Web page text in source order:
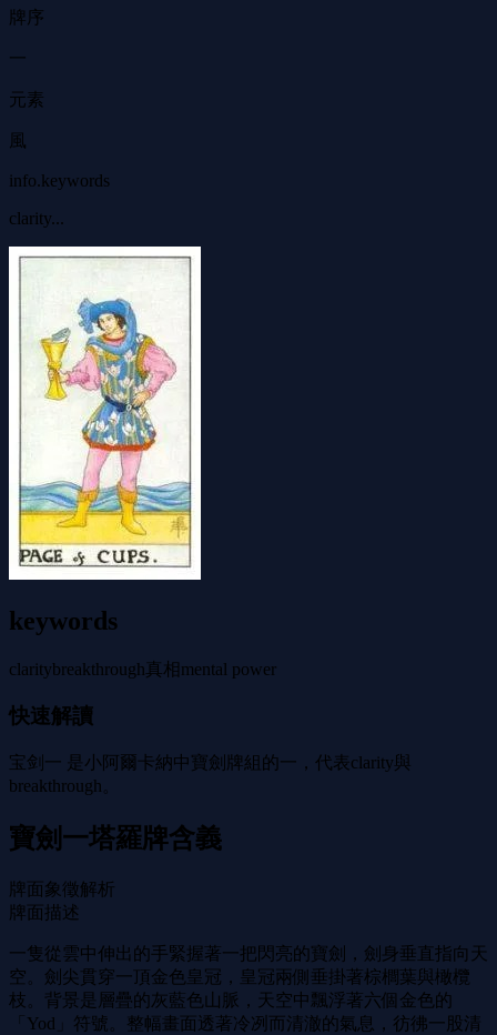
牌序
一
元素
風
info.keywords
clarity...
keywords
claritybreakthrough真相 mental power
快速解讀
宝剑一 是小阿爾卡納中寶劍牌組的一，代表clarity與
breakthrough。
寶劍一塔羅牌含義
牌面象徵解析
牌面描述
一隻從雲中伸出的手緊握著一把閃亮的寶劍，劍身垂直指向天
空。劍尖貫穿一頂金色皇冠，皇冠兩側垂掛著棕櫚葉與橄欖
枝。背景是層疊的灰藍色山脈，天空中飄浮著六個金色的
「Yod」符號。整幅畫面透著冷冽而清澈的氣息，彷彿一股清